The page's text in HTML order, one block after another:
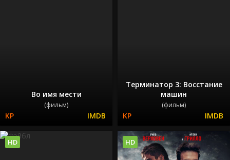
Во имя мести
(фильм)
Терминатор 3: Восстание
машин
(фильм)
HD HD